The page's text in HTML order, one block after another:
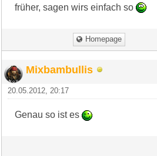
früher, sagen wirs einfach so
Homepage
Mixbambullis
20.05.2012, 20:17
Genau so ist es